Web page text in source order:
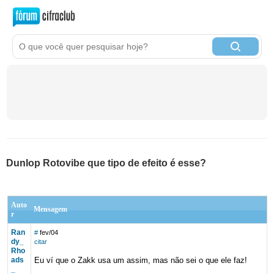
Dunlop Rotovibe que tipo de efeito é esse?
Auto
r
Mensagem
Ran
dy_
Rho
ads
# fev/04
citar
Eu ví que o Zakk usa um assim, mas não sei o que ele faz!